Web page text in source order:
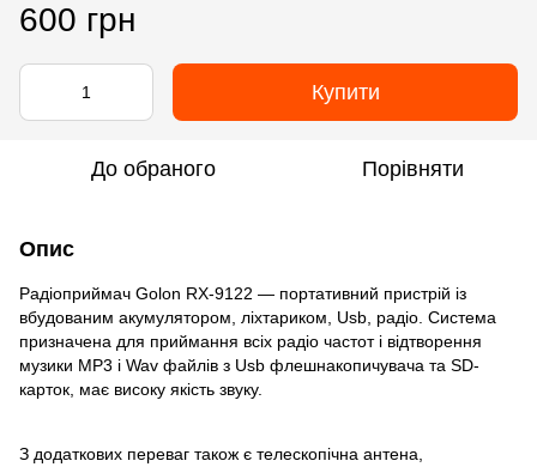
600 грн
Купити
До обраного Порівняти
Опис
Радіоприймач Golon RX-9122 — портативний пристрій із
вбудованим акумулятором, ліхтариком, Usb, радіо. Система
призначена для приймання всіх радіо частот і відтворення
музики MP3 і Wav файлів з Usb флешнакопичувача та SD-
карток, має високу якість звуку.
З додаткових переваг також є телескопічна антена,